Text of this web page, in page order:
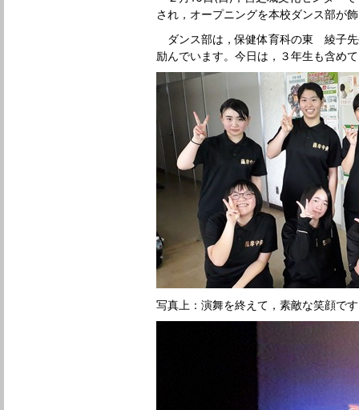
され，オープニングを本校ダンス部が
ダンス部は，保健体育科の東 綾子先
励んでいます。今日は，３年生も含め
写真上：演舞を終えて，素敵な笑顔で